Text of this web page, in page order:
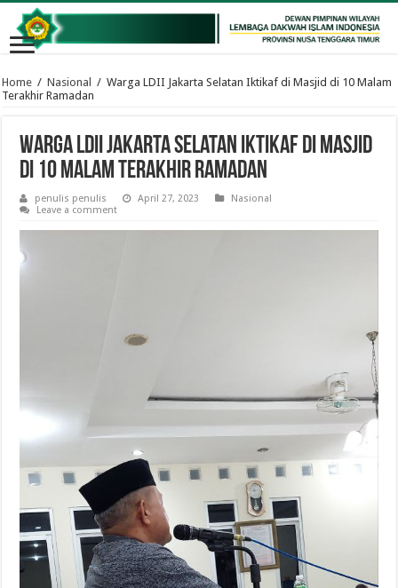
Home / Nasional / Warga LDII Jakarta Selatan Iktikaf di Masjid di 10 Malam
Terakhir Ramadan
Warga LDII Jakarta Selatan Iktikaf di Masjid
di 10 Malam Terakhir Ramadan
penulis penulis April 27, 2023
Nasional
Leave a comment